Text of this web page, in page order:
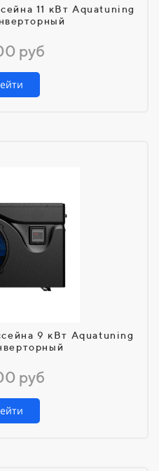
11 кВт Aquatuning
руб
9 кВт Aquatuning
руб